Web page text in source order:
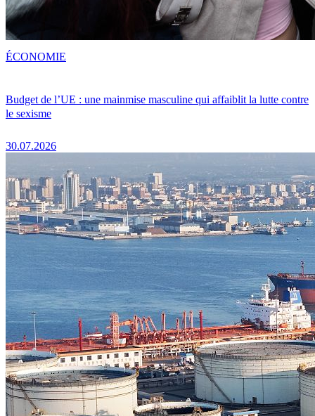
Budget de l’UE : une mainmise masculine qui affaiblit la lutte contre
le sexisme
30.07.2026
ÉCONOMIE